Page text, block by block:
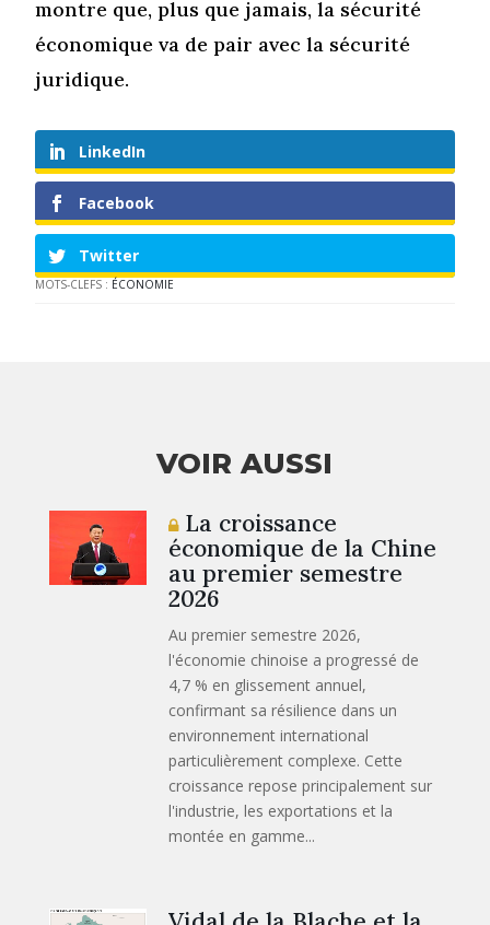
montre que, plus que jamais, la sécurité
économique va de pair avec la sécurité
juridique.
LinkedIn
Facebook
Twitter
MOTS-CLEFS : ÉCONOMIE
VOIR AUSSI
La croissance
économique de la Chine
au premier semestre
2026
Au premier semestre 2026,
l'économie chinoise a progressé de
4,7 % en glissement annuel,
confirmant sa résilience dans un
environnement international
particulièrement complexe. Cette
croissance repose principalement sur
l'industrie, les exportations et la
montée en gamme...